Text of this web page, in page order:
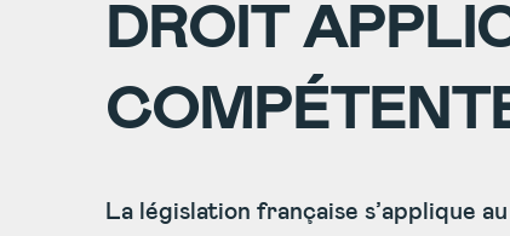
DROIT
La législation française s’applique